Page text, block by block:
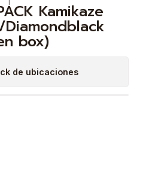
Kamikaze
box)
de ubicaciones